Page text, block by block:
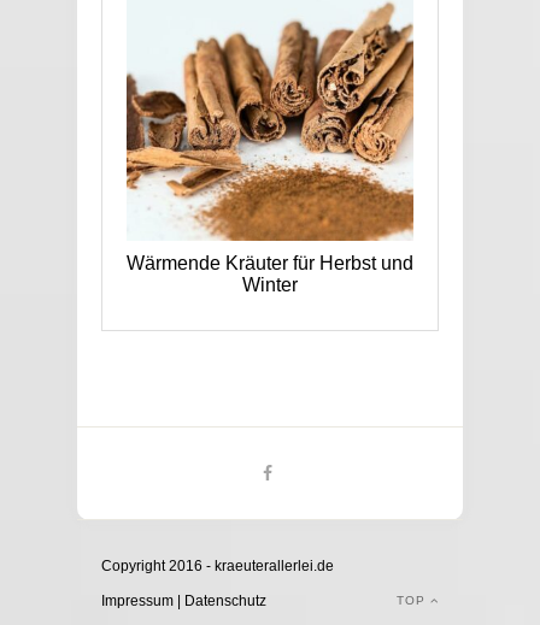
Wärmende Kräuter für Herbst und
Winter
Copyright 2016 - kraeuterallerlei.de
TOP
Impressum | Datenschutz